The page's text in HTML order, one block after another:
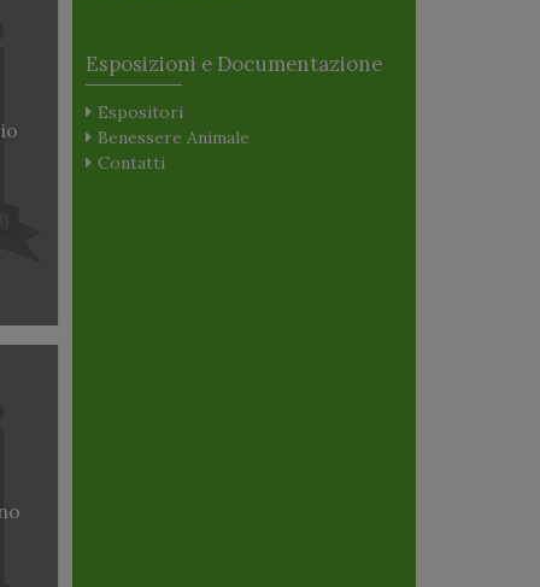
Esposizioni e Documentazione
Espositori
Benessere Animale
Contatti